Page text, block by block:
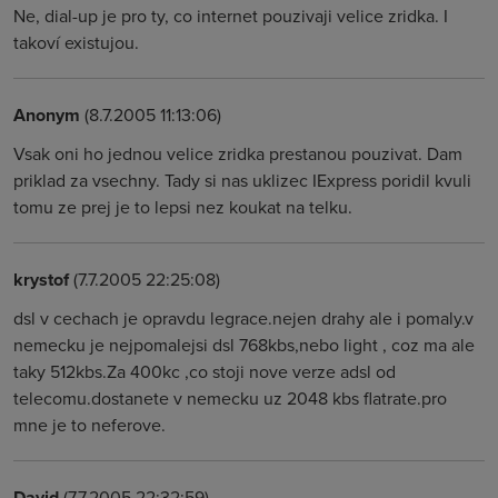
Ne, dial-up je pro ty, co internet pouzivaji velice zridka. I
takoví existujou.
Anonym (8.7.2005 11:13:06)
Vsak oni ho jednou velice zridka prestanou pouzivat. Dam
priklad za vsechny. Tady si nas uklizec IExpress poridil kvuli
tomu ze prej je to lepsi nez koukat na telku.
krystof(7.7.2005 22:25:08)
dsl v cechach je opravdu legrace.nejen drahy ale i pomaly.v
nemecku je nejpomalejsi dsl 768kbs,nebo light , coz ma ale
taky 512kbs.Za 400kc ,co stoji nove verze adsl od
telecomu.dostanete v nemecku uz 2048 kbs flatrate.pro
mne je to neferove.